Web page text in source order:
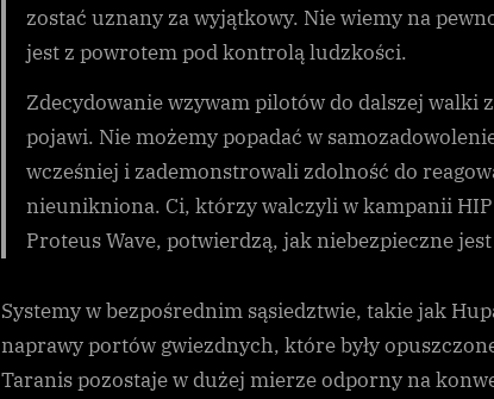
zostać uznany za wyjątkowy. Nie wiemy na
jest z powrotem pod kontrolą ludzkości.
Zdecydowanie wzywam pilotów do dalszej walki
pojawi. Nie możemy popadać w
wcześniej i zademonstrowali zdolność do
nieunikniona. Ci, którzy walczyli w kampanii
Proteus Wave, potwierdzą, jak niebezpieczne
Systemy w bezpośrednim sąsiedztwie, takie jak
naprawy portów gwiezdnych, które były
Taranis pozostaje w dużej mierze odporny na